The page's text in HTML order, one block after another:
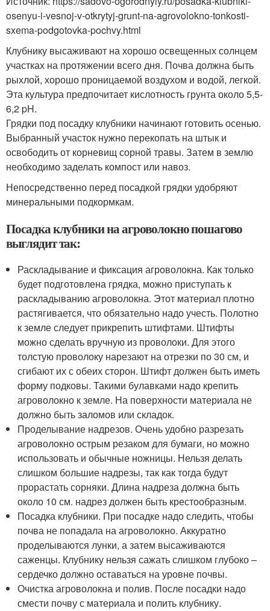
osenyu-i-vesnoj-v-otkrytyj-grunt-na-agrovolokno-tonkosti-
sxema-podgotovka-pochvy.html
Клубнику высаживают на хорошо освещенных солнцем
участках на протяжении всего дня. Почва должна быть
рыхлой, хорошо проницаемой воздухом и водой, легкой.
Эта культура предпочитает кислотность грунта около 5,5-
6,2 pH.
Грядки под посадку клубники начинают готовить осенью.
Выбранный участок нужно перекопать на штык и
освободить от корневищ сорной травы. Затем в землю
необходимо заделать компост или навоз.
Непосредственно перед посадкой грядки удобряют
минеральными подкормкам.
Посадка клубники на агроволокно пошагово
выглядит так:
Раскладывание и фиксация агроволокна. Как только
будет подготовлена грядка, можно приступать к
раскладыванию агроволокна. Этот материал плотно
растягивается, что обязательно надо учесть. Полотно
к земле следует прикрепить штифтами. Штифты
можно сделать вручную из проволоки. Для этого
толстую проволоку нарезают на отрезки по 30 см, и
сгибают их с обеих сторон. Штифт должен быть иметь
форму подковы. Такими булавками надо крепить
агроволокно к земле. На поверхности материала не
должно быть заломов или складок.
Проделывание надрезов. Очень удобно разрезать
агроволокно острым резаком для бумаги, но можно
использовать и обычные ножницы. Нельзя делать
слишком большие надрезы, так как тогда будут
прорастать сорняки. Длина надреза должна быть
около 10 см. надрез должен быть крестообразным.
Посадка клубники. При посадке надо следить, чтобы
почва не попадала на агроволокно. Аккуратно
проделываются лунки, а затем высаживаются
саженцы. Клубнику нельзя сажать слишком глубоко –
сердечко должно оставаться на уровне почвы.
Очистка агроволокна и полив. После посадки надо
смести почву с материала и полить клубнику.